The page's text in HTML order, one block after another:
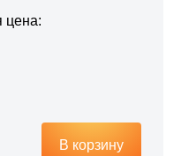
цена:
В корзину